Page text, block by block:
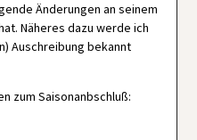
Änderungen an seinem
Näheres dazu werde ich
Auschreibung bekannt
zum Saisonanbschluß: